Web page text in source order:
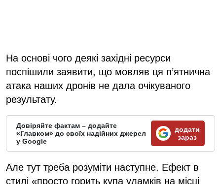
На основі чого деякі західні ресурси
поспішили заявити, що мовляв ця п’ятнична
атака наших дронів не дала очікуваного
результату.
Довіряйте фактам – додайте
«Главком» до своїх надійних джерел
у Google
додати
зараз
Але тут треба розуміти наступне. Ефект в
стилі «просто горить купа уламків на місці